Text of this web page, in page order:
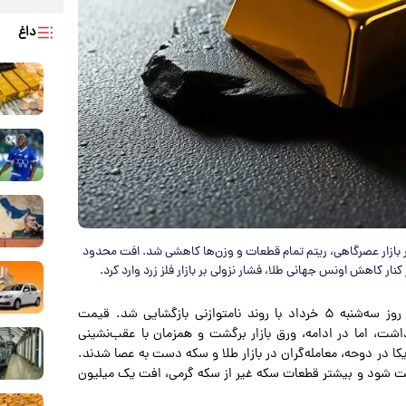
بازار عصرگاهی، ریتم تمام قطعات و وزن‌ها کاهشی شد. افت محدود
به نقل از تجارت نیوز، قیمت طلا و سکه روز سه‌شنبه ۵ خرداد با روند نامتوازنی بازگشایی شد. قیمت
اما در ادامه، ورق بازار برگشت و همزمان با عقب‌نشینی
در دوحه، معامله‌گران در بازار طلا و سکه دست به عصا شدند.
شود و بیشتر قطعات سکه غیر از سکه گرمی، افت یک میلیون
داغ